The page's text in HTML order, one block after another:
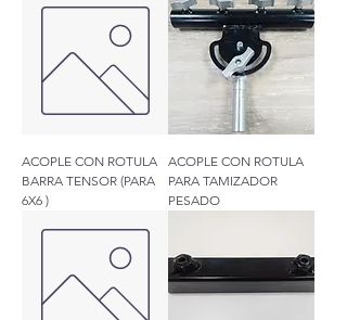
ACOPLE CON ROTULA
BARRA TENSOR (PARA
6X6 )
ACOPLE CON ROTULA
PARA TAMIZADOR
PESADO